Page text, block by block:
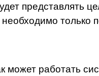
только
может работать